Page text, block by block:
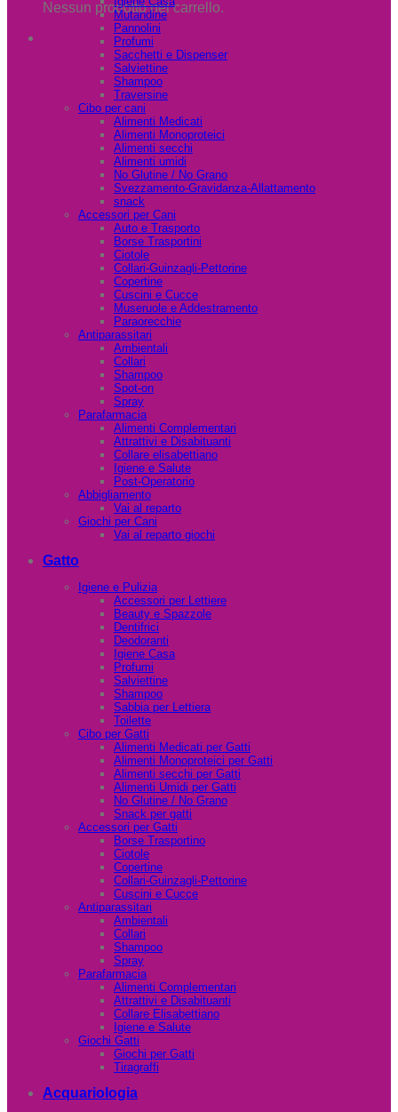
Nessun prodotto nel carrello.
Mutandine
Pannolini
Profumi
Sacchetti e Dispenser
Salviettine
Shampoo
Traversine
Cibo per cani
Alimenti Medicati
Alimenti Monoproteici
Alimenti secchi
Alimenti umidi
No Glutine / No Grano
Svezzamento-Gravidanza-Allattamento
snack
Accessori per Cani
Auto e Trasporto
Borse Trasportini
Ciotole
Collari-Guinzagli-Pettorine
Copertine
Cuscini e Cucce
Museruole e Addestramento
Paraorecchie
Antiparassitari
Ambientali
Collari
Shampoo
Spot-on
Spray
Parafarmacia
Alimenti Complementari
Attrattivi e Disabituanti
Collare elisabettiano
Igiene e Salute
Post-Operatorio
Abbigliamento
Vai al reparto
Giochi per Cani
Vai al reparto giochi
Gatto
Igiene e Pulizia
Accessori per Lettiere
Beauty e Spazzole
Dentifrici
Deodoranti
Igiene Casa
Profumi
Salviettine
Shampoo
Sabbia per Lettiera
Toilette
Cibo per Gatti
Alimenti Medicati per Gatti
Alimenti Monoproteici per Gatti
Alimenti secchi per Gatti
Alimenti Umidi per Gatti
No Glutine / No Grano
Snack per gatti
Accessori per Gatti
Borse Trasportino
Ciotole
Copertine
Collari-Guinzagli-Pettorine
Cuscini e Cucce
Antiparassitari
Ambientali
Collari
Shampoo
Spray
Parafarmacia
Alimenti Complementari
Attrattivi e Disabituanti
Collare Elisabettiano
Igiene e Salute
Giochi Gatti
Giochi per Gatti
Tiragraffi
Acquariologia